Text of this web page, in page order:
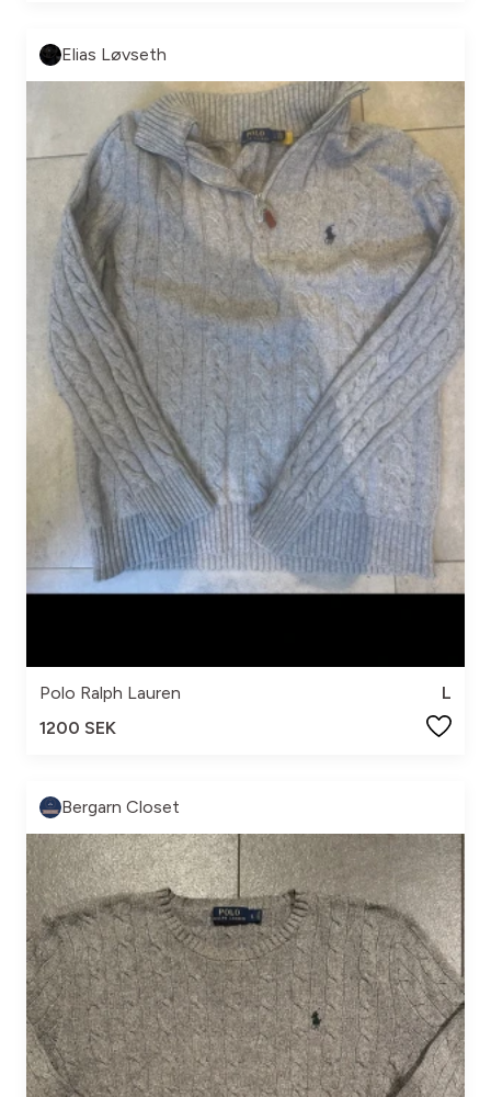
Elias Løvseth
Polo Ralph Lauren
L
1200 SEK
Bergarn Closet